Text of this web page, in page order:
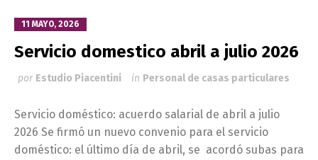
11 MAYO, 2026
Servicio domestico abril a julio 2026
por Estudio Piacentini in Personal de casas particulares
Servicio doméstico: acuerdo salarial de abril a julio
2026 Se firmó un nuevo convenio para el servicio
doméstico: el último día de abril, se acordó subas para